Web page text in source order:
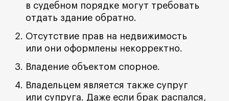
в судебном порядке могут требовать
отдать здание обратно.
Отсутствие прав на недвижимость
или они оформлены некорректно.
Владение объектом спорное.
Владельцем является также супруг
или супруга. Даже если брак распался,